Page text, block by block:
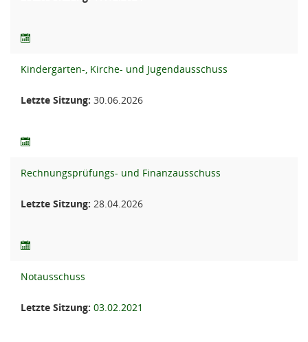
Kindergarten-, Kirche- und Jugendausschuss
Letzte Sitzung: 30.06.2026
Rechnungsprüfungs- und Finanzausschuss
Letzte Sitzung: 28.04.2026
Notausschuss
Letzte Sitzung: 03.02.2021